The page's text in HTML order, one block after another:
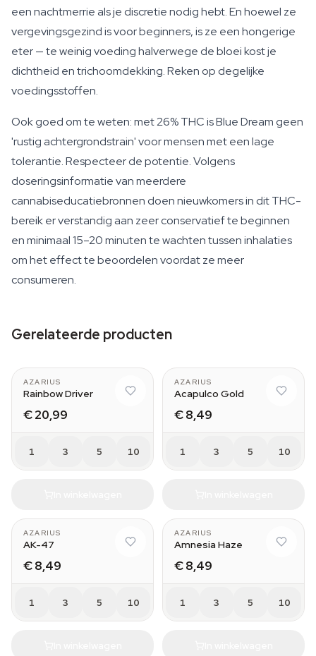
een nachtmerrie als je discretie nodig hebt. En hoewel ze
vergevingsgezind is voor beginners, is ze een hongerige
eter — te weinig voeding halverwege de bloei kost je
dichtheid en trichoomdekking. Reken op degelijke
voedingsstoffen.
Ook goed om te weten: met 26% THC is Blue Dream geen
'rustig achtergrondstrain' voor mensen met een lage
tolerantie. Respecteer de potentie. Volgens
doseringsinformatie van meerdere
cannabiseducatiebronnen doen nieuwkomers in dit THC-
bereik er verstandig aan zeer conservatief te beginnen
en minimaal 15–20 minuten te wachten tussen inhalaties
om het effect te beoordelen voordat ze meer
consumeren.
Gerelateerde producten
AZARIUS
Rainbow Driver
€ 20,99
1 3 5 10
AZARIUS
Acapulco Gold
€ 8,49
1 3 5 10
AZARIUS
AK-47
€ 8,49
1 3 5 10
AZARIUS
Amnesia Haze
€ 8,49
1 3 5 10